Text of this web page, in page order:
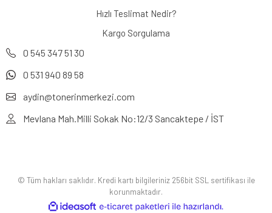
Hızlı Teslimat Nedir?
Kargo Sorgulama
0 545 347 51 30
0 531 940 89 58
aydin@tonerinmerkezi.com
Mevlana Mah.Milli Sokak No:12/3 Sancaktepe / İST
© Tüm hakları saklıdır. Kredi kartı bilgileriniz 256bit SSL sertifikası ile
korunmaktadır.
ideasoft e-